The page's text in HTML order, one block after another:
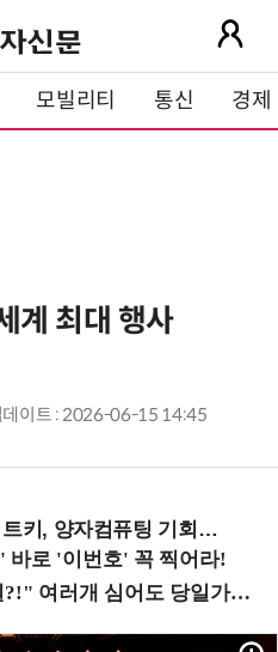
모빌리티 통신 경제
계 최대 행사
데이트 : 2026-06-15 14:45
기회를 선점하라! (8/28 강남역)